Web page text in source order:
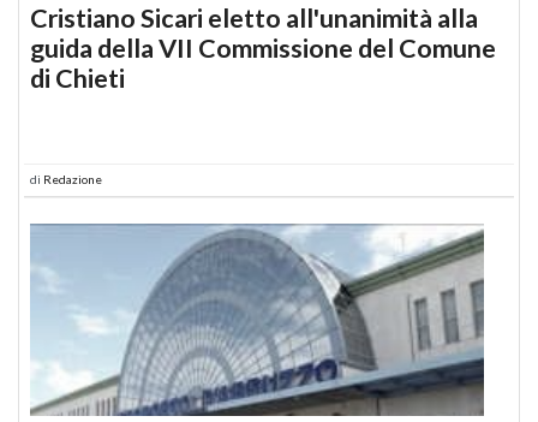
Cristiano Sicari eletto all'unanimità alla
guida della VII Commissione del Comune
di Chieti
di Redazione